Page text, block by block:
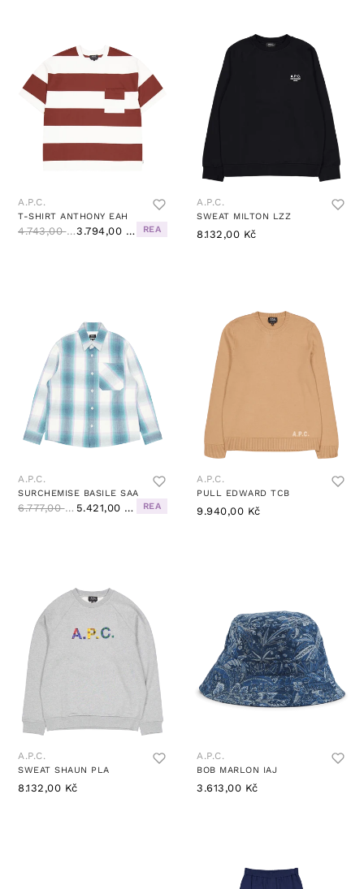
A.P.C.
T-SHIRT ANTHONY EAH
4.743,00 Kč 3.794,00 Kč REA
A.P.C.
SWEAT MILTON LZZ
8.132,00 Kč
A.P.C.
SURCHEMISE BASILE SAA
6.777,00 Kč 5.421,00 Kč REA
A.P.C.
PULL EDWARD TCB
9.940,00 Kč
A.P.C.
SWEAT SHAUN PLA
8.132,00 Kč
A.P.C.
BOB MARLON IAJ
3.613,00 Kč